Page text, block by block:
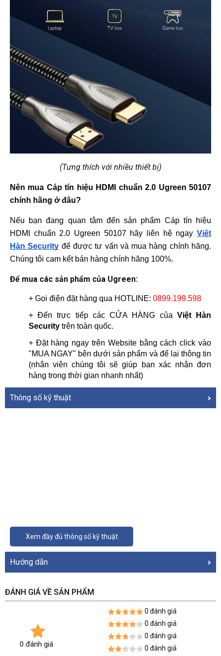
(Tưng thích với nhiều thiết bị)
Nên mua Cáp tín hiệu HDMI chuẩn 2.0 Ugreen 50107
chính hãng ở đâu?
Nếu bạn đang quan tâm đến sản phẩm Cáp tín hiệu
HDMI chuẩn 2.0 Ugreen 50107 hãy liên hệ ngay Việt
Hàn Security để được tư vấn và mua hàng chính hãng.
Chúng tôi cam kết bán hàng chính hãng 100%.
Để mua các sản phẩm của Ugreen:
+ Gọi điện đặt hàng qua HOTLINE: 0899.199.598
+ Đến trực tiếp các CỬA HÀNG của Việt Hàn
Security trên toàn quốc.
+ Đặt hàng ngay trên Website bằng cách click vào
"MUA NGAY" bên dưới sản phẩm và để lại thông tin
(nhân viên chúng tôi sẽ giúp bạn xác nhận đơn
hàng trong thời gian nhanh nhất)
Thông số kỹ thuật
Xem đầy đủ thông số kỹ thuật
Hướng dẫn
ĐÁNH GIÁ VỀ SẢN PHẨM
0 đánh giá
0 đánh giá
0 đánh giá
0 đánh giá
0 đánh giá